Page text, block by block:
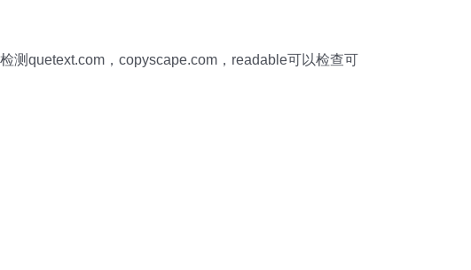
测quetext.com，copyscape.com，readable可以检查可